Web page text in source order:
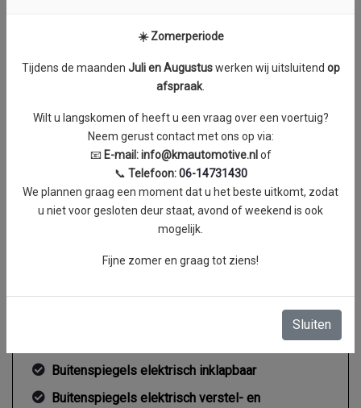
Diesel
Transmissie
Automaat
Aantal cilinders
4
1950 cc
Vermogen
125 kW / 170 PK
Koppel
0 Nm
Buitenspiegels elektrisch inklapbaar
Buitenspiegels elektrisch verstel- en
☀️ Zomerperiode
Tijdens de maanden Juli en Augustuswerken wij uitsluitend op
afspraak.
Wilt u langskomen of heeft u een vraag over een voertuig?
Neem gerust contact met ons op via:
📧 E-mail:info@kmautomotive.nlof
📞 Telefoon:06-14731430
We plannen graag een moment dat u het beste uitkomt, zodat
u niet voor gesloten deur staat, avond of weekend is ook
mogelijk.
Fijne zomer en graag tot ziens!
Sluiten